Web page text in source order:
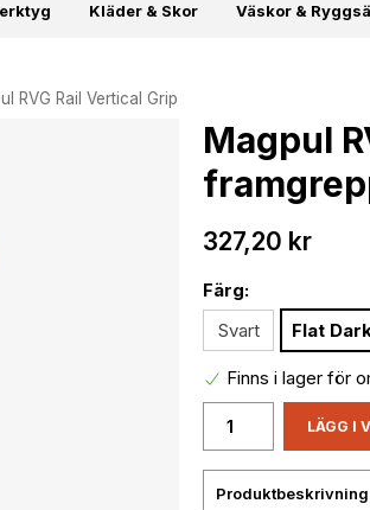
Kläder & Skor Väskor &
RVG Rail Vertical Grip
Magpul
327,20 kr
Färg:
Svart
Flat
Finns i lager för
LÄGG I
Produktbeskrivning